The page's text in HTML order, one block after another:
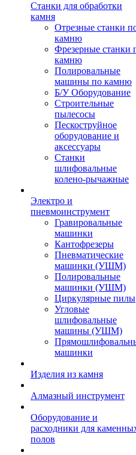
Станки для обработки
камня
Отрезные станки
камню
Фрезерные станки
камню
Полировальные
машины по камню
Б/У Оборудование
Строительные
пылесосы
Пескоструйное
оборудование и
аксессуары
Станки
шлифовальные
колено-рычажные
Электро и
пневмоинструмент
Гравировальные
машинки
Кантофрезеры
Пневматические
машинки (УШМ)
Полировальные
машинки (УШМ)
Циркулярные пилы
Угловые
шлифовальные
машины (УШМ)
машинки
Изделия из камня
Алмазный инструмент
Оборудование и
расходники для
полов